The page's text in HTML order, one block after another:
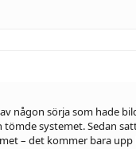
någon sörja som hade
systemet. Sedan
– det kommer bara